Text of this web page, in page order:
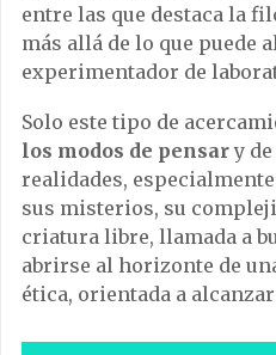
entre las que destaca la
más allá de lo que puede
experimentador de
Solo este tipo de
los modos de pensary
realidades,
sus misterios, su
criatura libre, llamada a
abrirse al horizonte de
ética, orientada a